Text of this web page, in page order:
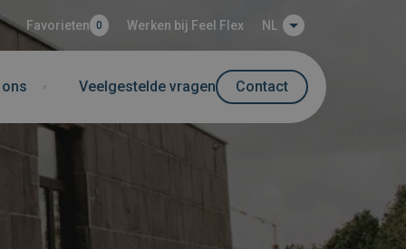
Favorieten 0 Werken bij Feel Flex NL
ons Veelgestelde vragen Contact